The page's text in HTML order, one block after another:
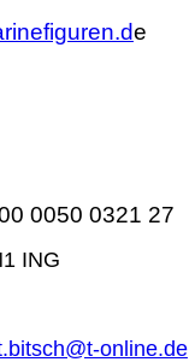
e
0321 27
online.de